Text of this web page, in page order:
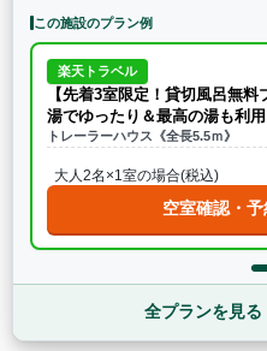
この施設のプラン例
楽天トラベル
【先着3室限定！貸切風呂無
湯でゆったり＆最高の湯も利
トレーラーハウス《全長5.5ｍ》
大人2名×1室の場合(税込)
空室確認・
全プランを見